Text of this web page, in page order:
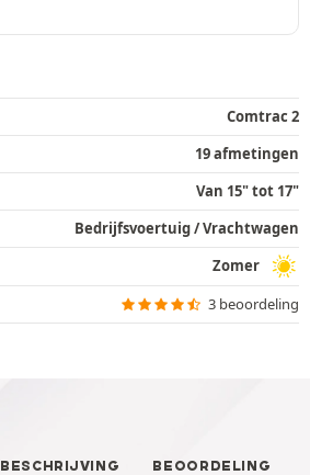
Comtrac 2
19 afmetingen
Van 15" tot 17"
Bedrijfsvoertuig / Vrachtwagen
Zomer
3 beoordeling
BESCHRIJVING BEOORDELING